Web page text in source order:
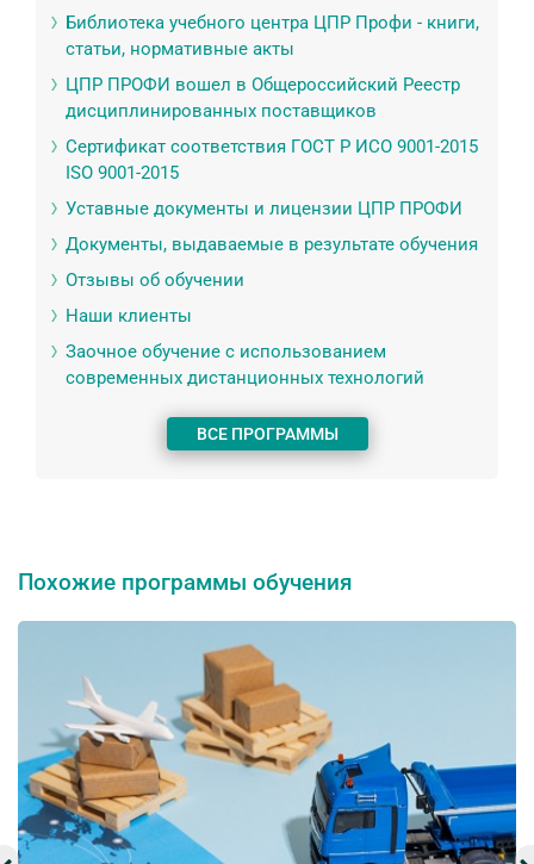
Библиотека учебного центра ЦПР Профи - книги,
статьи, нормативные акты
ЦПР ПРОФИ вошел в Общероссийский Реестр
дисциплинированных поставщиков
Сертификат соответствия ГОСТ Р ИСО 9001-2015
ISO 9001-2015
Уставные документы и лицензии ЦПР ПРОФИ
Документы, выдаваемые в результате обучения
Отзывы об обучении
Наши клиенты
Заочное обучение с использованием
современных дистанционных технологий
ВСЕ ПРОГРАММЫ
Похожие программы обучения